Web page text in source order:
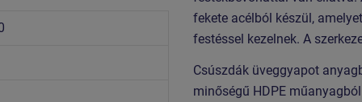
fekete acélból készül,
festéssel kezelnek. A
Csúszdák üveggyapot
minőségű HDPE